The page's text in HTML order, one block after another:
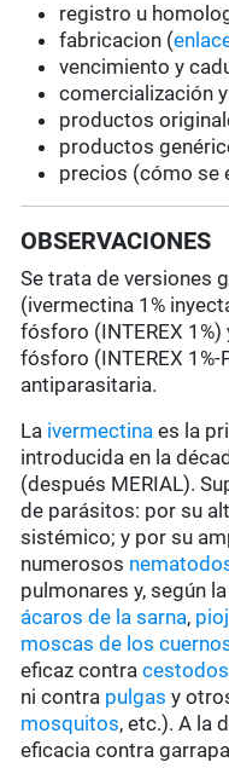
registro u
fabricacion (
vencimiento y
comercialización
productos
productos
precios (cómo se
OBSERVACIONES
Se trata de versiones
(ivermectina 1%
fósforo (INTEREX
fósforo (INTEREX
antiparasitaria.
La ivermectina es la
introducida en la
(después MERIAL).
de parásitos: por su
sistémico; y por su
numerosos
pulmonares y, según
ácaros de la sarna,
moscas de los
eficaz contracestodos
ni contra pulgas y
mosquitos, etc.). A la
eficacia contra